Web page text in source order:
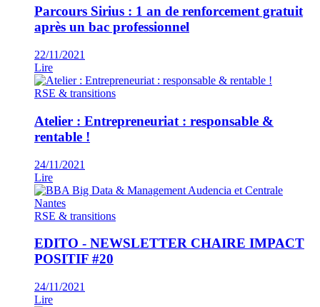
Parcours Sirius : 1 an de renforcement gratuit
après un bac professionnel
22/11/2021
Lire
RSE & transitions
Atelier : Entrepreneuriat : responsable &
rentable !
24/11/2021
Lire
RSE & transitions
EDITO - NEWSLETTER CHAIRE IMPACT
POSITIF #20
24/11/2021
Lire